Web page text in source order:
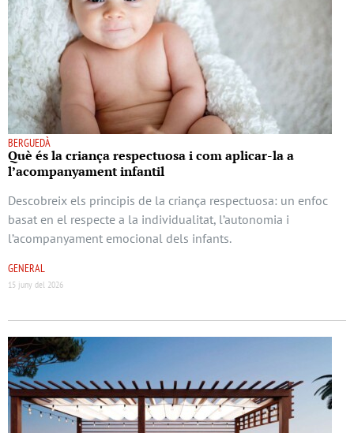
BERGUEDÀ
Què és la criança respectuosa i com aplicar-la a
l’acompanyament infantil
Descobreix els principis de la criança respectuosa: un enfoc
basat en el respecte a la individualitat, l’autonomia i
l’acompanyament emocional dels infants.
GENERAL
15 juny del 2026